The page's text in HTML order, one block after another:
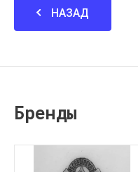
НАЗАД
Бренды